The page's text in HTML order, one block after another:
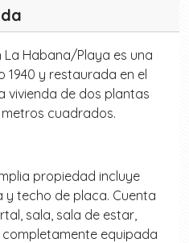
Habana/Playa es una
1940 y restaurada en el
vivienda de dos plantas
cuadrados.
propiedad incluye
techo de placa. Cuenta
sala, sala de estar,
equipada